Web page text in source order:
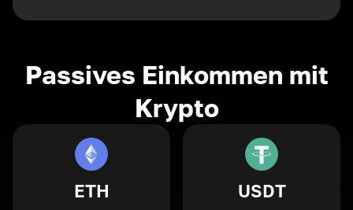
Passives Einkommen mit
Krypto
ETH USDT